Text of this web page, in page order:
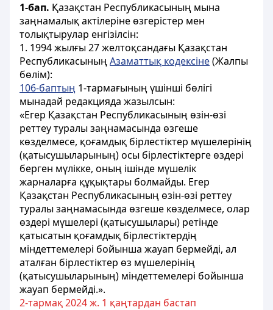
1-бап. Қазақстан Республикасының мына
заңнамалық актілеріне өзгерістер мен
толықтырулар енгізілсін:
1. 1994 жылғы 27 желтоқсандағы Қазақстан
РеспубликасыныңАзаматтық кодексіне(Жалпы
бөлім):
106-баптың 1-тармағының үшінші бөлігі
мынадай редакцияда жазылсын:
«Егер Қазақстан Республикасының өзін-өзі
реттеу туралы заңнамасында өзгеше
көзделмесе, қоғамдық бірлестіктер мүшелерінің
(қатысушыларының) осы бірлестіктерге өздері
берген мүлікке, оның ішінде мүшелік
жарналарға құқықтары болмайды. Егер
Қазақстан Республикасының өзін-өзі реттеу
туралы заңнамасында өзгеше көзделмесе, олар
өздері мүшелері (қатысушылары) ретінде
қатысатын қоғамдық бірлестіктердің
міндеттемелері бойынша жауап бермейді, ал
аталған бірлестіктер өз мүшелерінің
(қатысушыларының) міндеттемелері бойынша
жауап бермейді.».
2-тармақ 2024 ж. 1 қаңтардан бастап